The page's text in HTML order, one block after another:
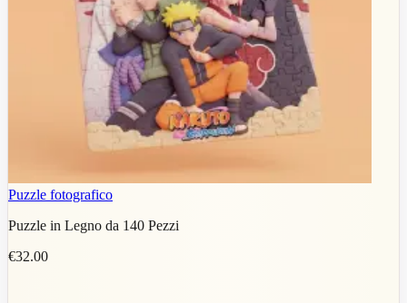
Puzzle fotografico
Puzzle in Legno da 140 Pezzi
€32.00